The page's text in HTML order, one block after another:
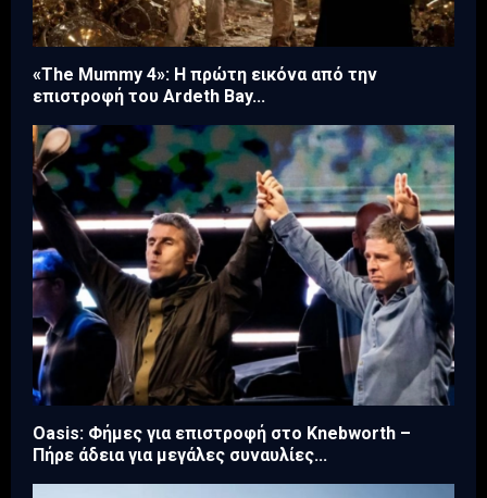
«The Mummy 4»: Η πρώτη εικόνα από την
επιστροφή του Ardeth Bay...
Oasis: Φήμες για επιστροφή στο Knebworth –
Πήρε άδεια για μεγάλες συναυλίες...